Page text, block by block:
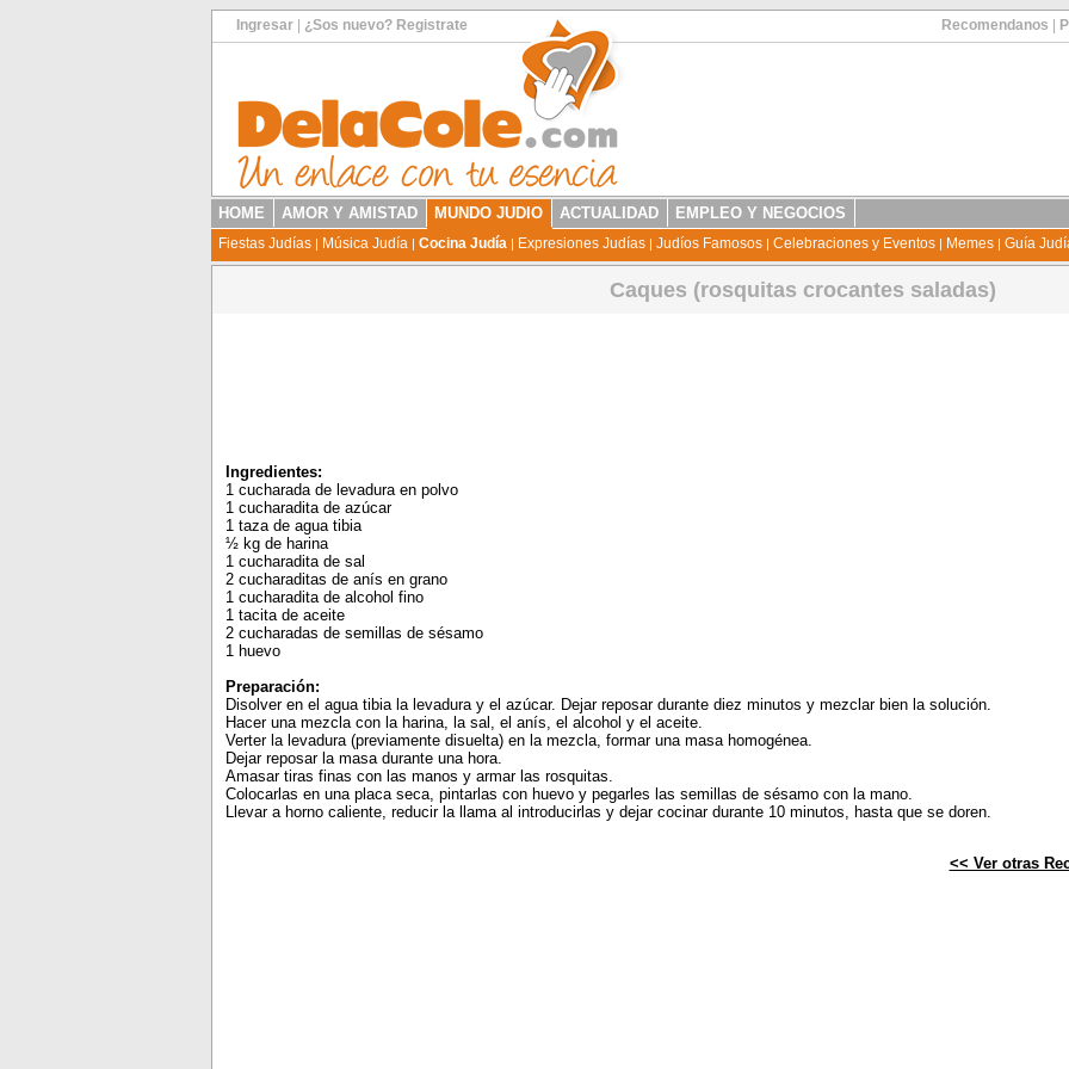
Ingresar ¿Sos nuevo? Registrate Recomendanos
HOME AMOR Y AMISTAD MUNDO JUDIO ACTUALIDAD EMPLEO Y NEGOCIOS
Fiestas Judías | Música Judía | Cocina Judía | Expresiones Judías | Judíos Famosos | Celebraciones y Eventos | Memes | Guía
Caques (rosquitas crocantes saladas)
Ingredientes:
1 cucharada de levadura en polvo
1 cucharadita de azúcar
1 taza de agua tibia
½ kg de harina
1 cucharadita de sal
2 cucharaditas de anís en grano
1 cucharadita de alcohol fino
1 tacita de aceite
2 cucharadas de semillas de sésamo
1 huevo
Preparación:
Disolver en el agua tibia la levadura y el azúcar. Dejar reposar durante diez minutos y mezclar bien la solución.
Hacer una mezcla con la harina, la sal, el anís, el alcohol y el aceite.
Verter la levadura (previamente disuelta) en la mezcla, formar una masa homogénea.
Dejar reposar la masa durante una hora.
Amasar tiras finas con las manos y armar las rosquitas.
Colocarlas en una placa seca, pintarlas con huevo y pegarles las semillas de sésamo con la mano.
Llevar a horno caliente, reducir la llama al introducirlas y dejar cocinar durante 10 minutos, hasta que se doren.
<< Ver otras